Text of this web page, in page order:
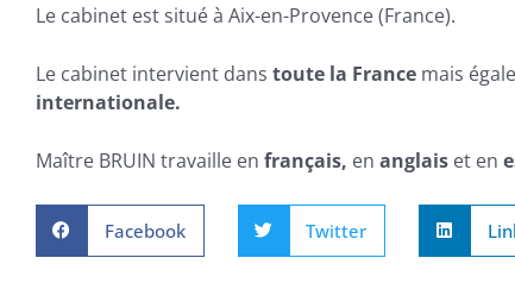
Le cabinet est situé à Aix-en-Provence (France).
Le cabinet intervient dans toute la France mais
internationale.
Maître BRUIN travaille en français, en anglais et en
Facebook Twitter